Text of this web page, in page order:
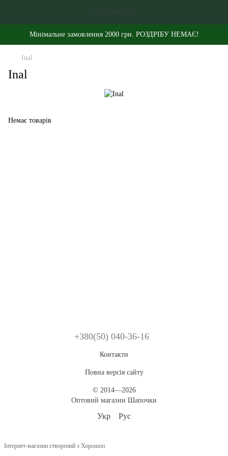
Мінімальне замовлення 2000 грн. РОЗДРІБУ НЕМАЄ!
Inal
Inal
Немає товарів
+380(50) 040-36-16
Контакти
Повна версія сайту
© 2014—2026
Оптовий магазин Шапочки
Укр Рус
Інтернет-магазин створений з Хорошоп